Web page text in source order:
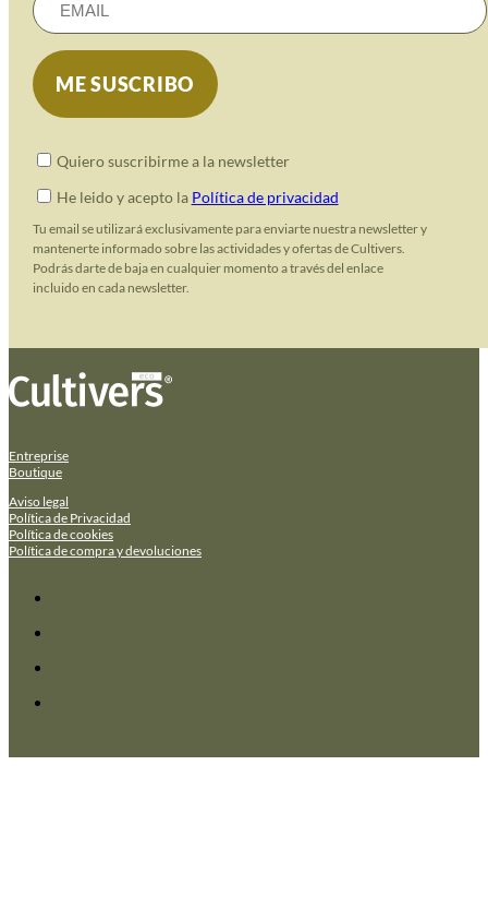
Quiero suscribirme a la newsletter
He leido y acepto la Política de privacidad
Tu email se utilizará exclusivamente para enviarte nuestra newsletter y
mantenerte informado sobre las actividades y ofertas de Cultivers.
Podrás darte de baja en cualquier momento a través del enlace
incluido en cada newsletter.
Entreprise
Boutique
Aviso legal
Política de Privacidad
Política de cookies
Política de compra y devoluciones